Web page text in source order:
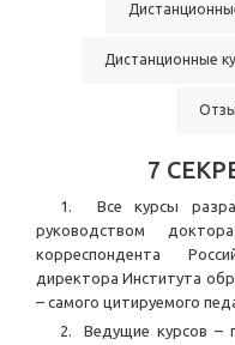
Дистанционные
7
Все курсы
руководством
корреспондента
директора Института
– самого цитируемого
Ведущие курсов –